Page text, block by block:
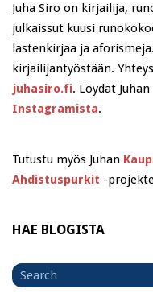
Juha Siro on kirjailija,
julkaissut kuusi
lastenkirjaa ja
kirjailijantyöstään.
juhasiro.fi. Löydät
Instagramista.
Tutustu myös Juhan
Ahdistuspurkit -
HAE BLOGISTA
Search
for